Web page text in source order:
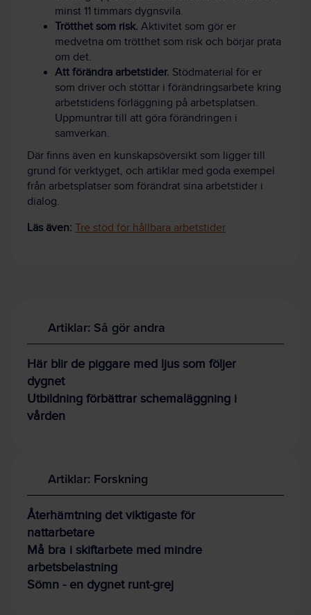
minst 11 timmars dygnsvila.
Trötthet som risk. Aktivitet som gör er
medvetna om trötthet som risk och börjar prata
om det.
Att förändra arbetstider. Stödmaterial för er
som driver och stöttar i förändringsarbete kring
arbetstidens förläggning på arbetsplatsen.
Uppmuntrar till att göra förändringen i
samverkan.
Där finns även en kunskapsöversikt som ligger till
grund för verktyget, och artiklar med goda exempel
från arbetsplatser som förändrat sina arbetstider i
dialog.
Läs även: Tre stöd för hållbara arbetstider
Artiklar: Så gör andra
Här blir de piggare med ljus som följer
dygnet
Utbildning förbättrar schemaläggning i
vården
Artiklar: Forskning
Återhämtning det viktigaste för
nattarbetare
Må bra i skiftarbete med mindre
arbetsbelastning
Sömn - en dygnet runt-grej